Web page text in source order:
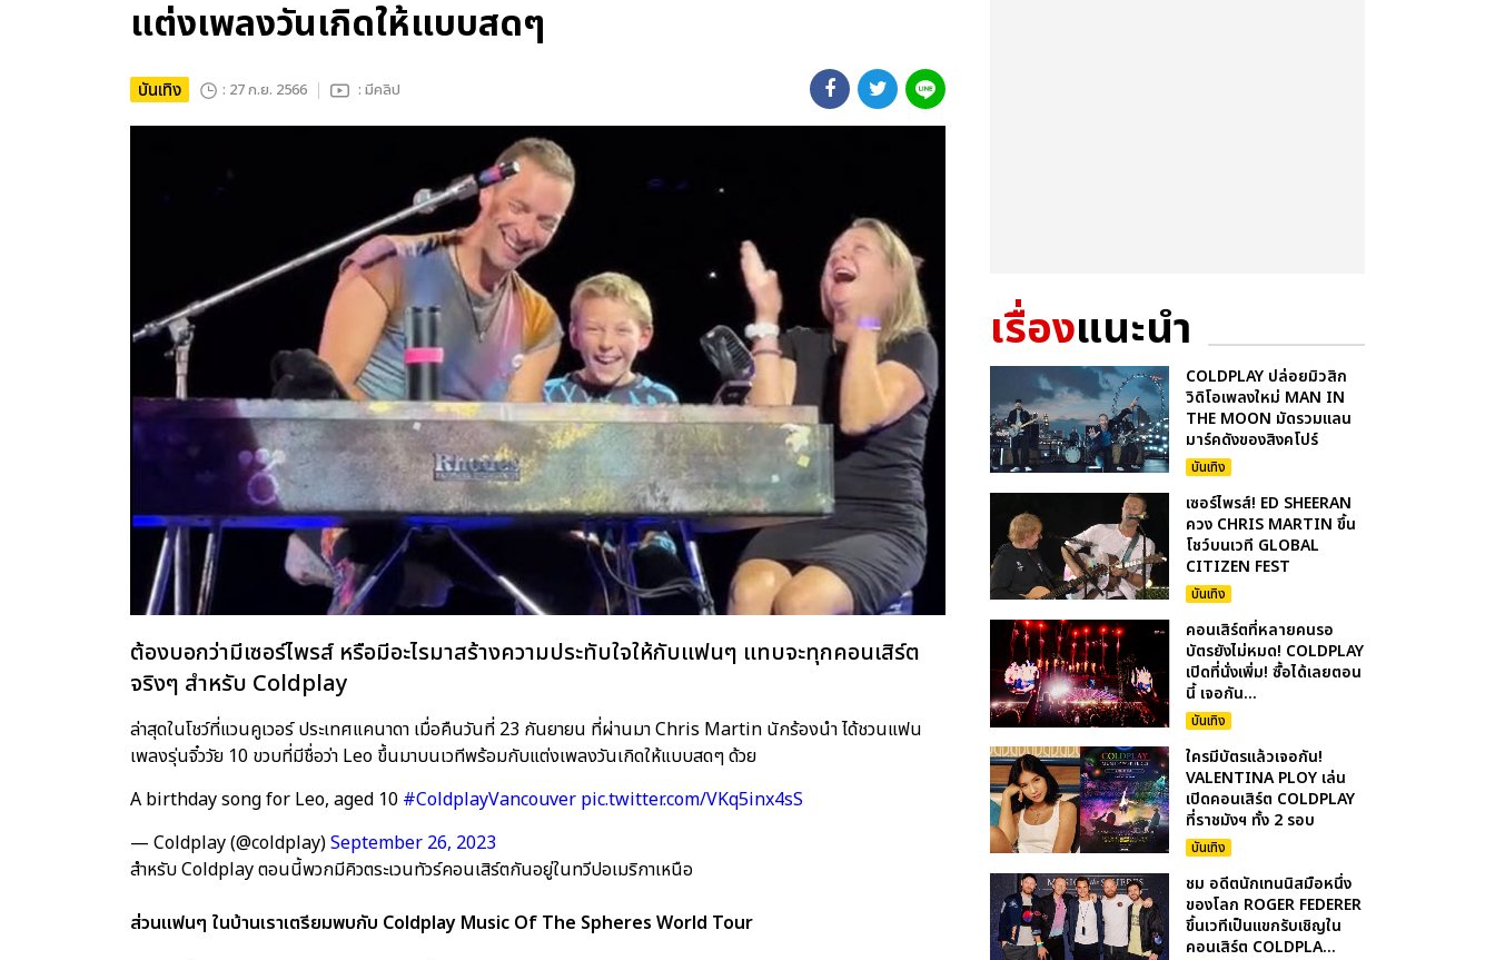
แต่งเพลงวันเกิดให้แบบสดๆ
บันเทิง : 27 ก.ย. 2566 : มีคลิป
ต้องบอกว่ามีเซอร์ไพรส์ หรือมีอะไรมาสร้างความประทับใจให้กับแฟนๆ แทบจะทุกคอนเสิร์ต
จริงๆ สำหรับ Coldplay
ล่าสุดในโชว์ที่แวนคูเวอร์ ประเทศแคนาดา เมื่อคืนวันที่ 23 กันยายน ที่ผ่านมา Chris Martin นักร้องนำ ได้ชวนแฟน
เพลงรุ่นจิ๋ววัย 10 ขวบที่มีชื่อว่า Leo ขึ้นมาบนเวทีพร้อมกับแต่งเพลงวันเกิดให้แบบสดๆ ด้วย
A birthday song for Leo, aged 10 #ColdplayVancouver pic.twitter.com/VKq5inx4sS
— Coldplay (@coldplay)September 26, 2023
สำหรับ Coldplay ตอนนี้พวกมีคิวตระเวนทัวร์คอนเสิร์ตกันอยู่ในทวีปอเมริกาเหนือ
ส่วนแฟนๆ ในบ้านเราเตรียมพบกับ Coldplay Music Of The Spheres World Tour
เรื่องแนะนำ
COLDPLAY ปล่อยมิวสิก
วิดิโอเพลงใหม่ MAN IN
THE MOON มัดรวมแลน
มาร์คดังของสิงคโปร์
บันเทิง
เซอร์ไพรส์! ED SHEERAN
ควง CHRIS MARTIN ขึ้น
โชว์บนเวที GLOBAL
CITIZEN FEST
บันเทิง
คอนเสิร์ตที่หลายคนรอ
บัตรยังไม่หมด! COLDPLAY
เปิดที่นั่งเพิ่ม! ซื้อได้เลยตอน
นี้ เจอกัน...
บันเทิง
ใครมีบัตรแล้วเจอกัน!
VALENTINA PLOY เล่น
เปิดคอนเสิร์ต COLDPLAY
ที่ราชมังฯ ทั้ง 2 รอบ
บันเทิง
ชม อดีตนักเทนนิสมือหนึ่ง
ของโลก ROGER FEDERER
ขึ้นเวทีเป็นแขกรับเชิญใน
คอนเสิร์ต COLDPLA...